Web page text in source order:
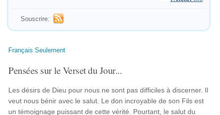
Souscrire:
Français Seulement
Pensées sur le Verset du Jour...
Les désirs de Dieu pour nous ne sont pas difficiles à discerner. Il
veut nous bénir avec le salut. Le don incroyable de son Fils est
un témoignage puissant de cette vérité. Pourtant, le salut du